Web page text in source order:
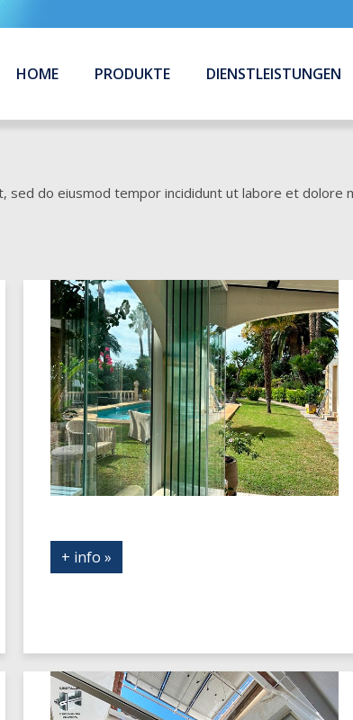
HOME PRODUKTE DIENSTLEISTUNGEN
do eiusmod tempor incididunt ut labore et dolore
+ info »